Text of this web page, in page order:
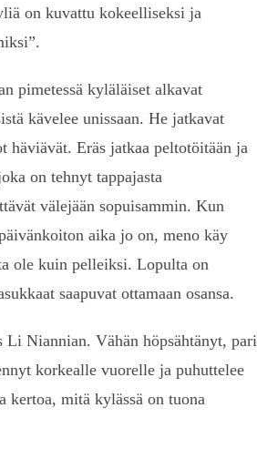
on kuvattu kokeelliseksi ja
pimetessä kyläläiset alkavat
kävelee unissaan. He jatkavat
häviävät. Eräs jatkaa peltotöitään ja
on tehnyt tappajasta
välejään sopuisammin. Kun
aika jo on, meno käy
ole kuin pelleiksi. Lopulta on
saapuvat ottamaan osansa.
Niannian. Vähän höpsähtänyt, pari
korkealle vuorelle ja puhuttelee
mitä kylässä on tuona